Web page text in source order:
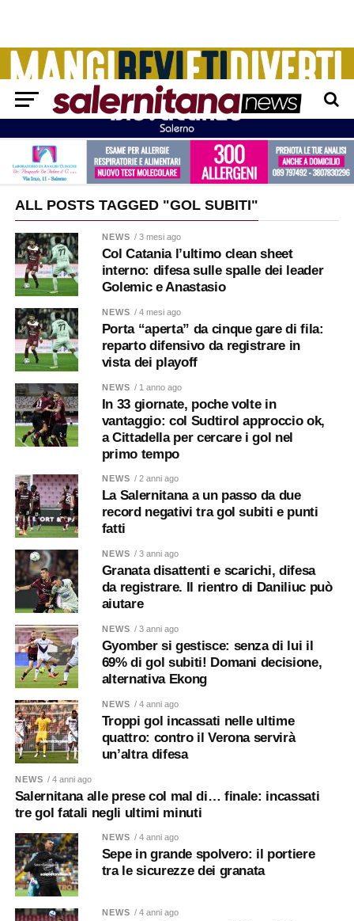
ALL POSTS TAGGED "GOL SUBITI"
NEWS / 3 mesi ago
Col Catania l’ultimo clean sheet
interno: difesa sulle spalle dei leader
Golemic e Anastasio
NEWS / 4 mesi ago
Porta “aperta” da cinque gare di fila:
reparto difensivo da registrare in
vista dei playoff
NEWS / 1 anno ago
In 33 giornate, poche volte in
vantaggio: col Sudtirol approccio ok,
a Cittadella per cercare i gol nel
primo tempo
NEWS / 2 anni ago
La Salernitana a un passo da due
record negativi tra gol subiti e punti
fatti
NEWS / 3 anni ago
Granata disattenti e scarichi, difesa
da registrare. Il rientro di Daniliuc può
aiutare
NEWS / 3 anni ago
Gyomber si gestisce: senza di lui il
69% di gol subiti! Domani decisione,
alternativa Ekong
NEWS / 4 anni ago
Troppi gol incassati nelle ultime
quattro: contro il Verona servirà
un’altra difesa
NEWS / 4 anni ago
Salernitana alle prese col mal di… finale: incassati
tre gol fatali negli ultimi minuti
NEWS / 4 anni ago
Sepe in grande spolvero: il portiere
tra le sicurezze dei granata
NEWS / 4 anni ago